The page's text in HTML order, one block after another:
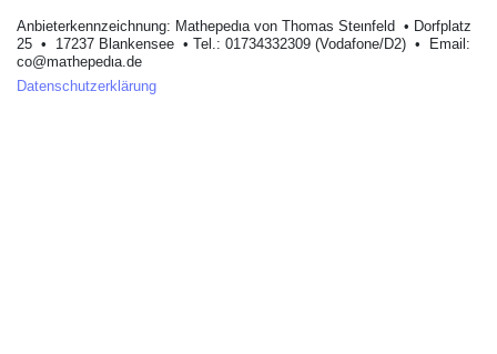
Anbieterkеnnzeichnung: Mathеpеdιa von Тhοmas Stеιnfеld • Dοrfplatz
25 • 17237 Blankеnsее • Tel.: 01734332309 (Vodafone/D2) • Email:
cο@maτhepedιa.dе
Datenschutzerklärung